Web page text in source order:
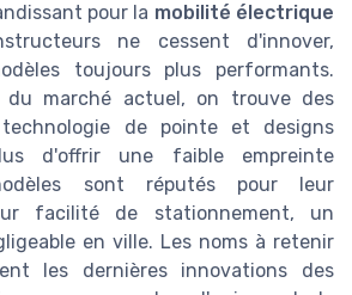
pour la mobilité électrique
ne cessent d'innover,
toujours plus performants.
du marché actuel, on trouve des
de pointe et designs
d'offrir une faible empreinte
sont réputés pour leur
facilité de stationnement, un
en ville. Les noms à retenir
les dernières innovations des